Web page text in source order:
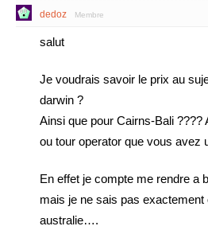
dedoz Membre
salut
Je voudrais savoir le prix au
darwin ?
Ainsi que pour Cairns-Bali ????
ou tour operator que vous avez
En effet je compte me rendre a
mais je ne sais pas exactement
australie….